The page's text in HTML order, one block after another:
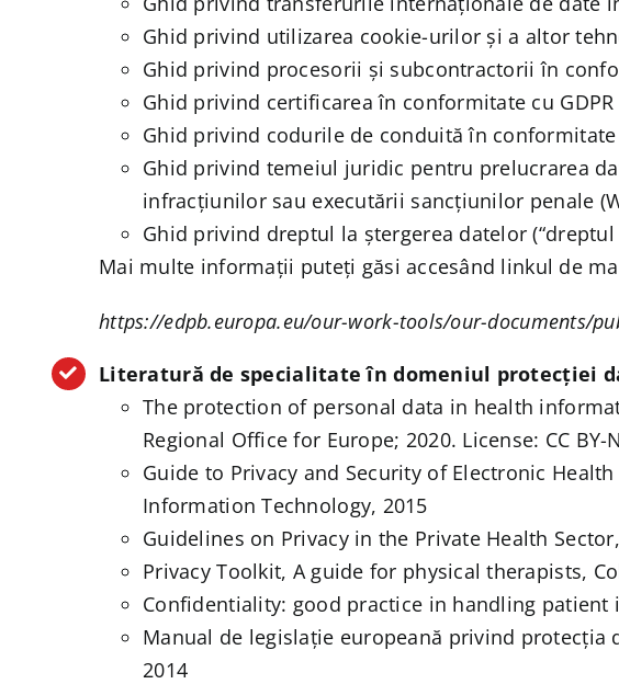
Ghid privind utilizarea cookie-urilor și a altor
Ghid privind procesorii și subcontractorii în
Ghid privind certificarea în conformitate cu GDPR
Ghid privind codurile de conduită în conformitate
Ghid privind temeiul juridic pentru prelucrarea
infracțiunilor sau executării sancțiunilor penale
Ghid privind dreptul la ștergerea datelor (“dreptul
Mai multe informații puteți găsi accesând linkul de
https://edpb.europa.eu/our-work-tools/our-documents/
Literatură de specialitate în domeniul protecției
The protection of personal data in health
Regional Office for Europe; 2020. License: CC BY-
Guide to Privacy and Security of Electronic
Information Technology, 2015
Guidelines on Privacy in the Private Health
Privacy Toolkit, A guide for physical therapists,
Confidentiality: good practice in handling patient
Manual de legislație europeană privind
2014